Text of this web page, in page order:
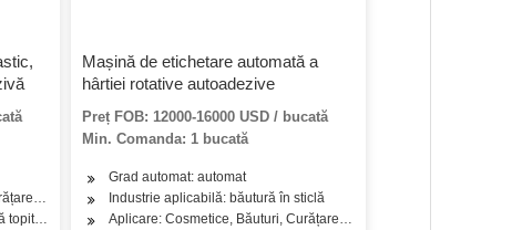
Carne, Gustare, Orez, Făină, Condimente, Produse lactate
părului, Ulei, Ceai, Legume, Fructe, Produse lactate, Sticlă de sticlă, Cupe
Detergent, Produse de îngrijire a pielii, Produse de îngrijire a părului, Ulei,
la cald
Mașină de etichetare automată a
hârtiei rotative autoadezive
Preț FOB: 12000-16000 USD / bucată
Min. Comanda: 1 bucată
Grad automat: automat
Industrie aplicabilă: băutură în sticlă
Aplicare: Cosmetice, Băuturi, Curățare, Detergent, Produse de